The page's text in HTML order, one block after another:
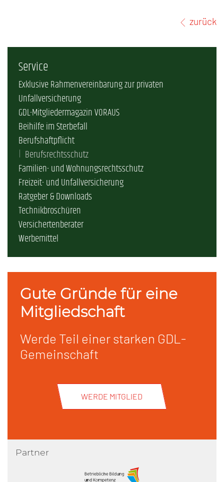
zurück
Service
Exklusive Rahmenvereinbarung zur privaten
Unfallversicherung
GDL-Mitgliedermagazin VORAUS
Beihilfe im Sterbefall
Berufshaftpflicht
Berufsrechtsschutz
Familien- und Wohnungsrechtsschutz
Freizeit- und Unfallversicherung
Ratgeber & Downloads
Technikbroschüren
Versichertenberater
Werbemittel
Gute Gründe für eine
Mitgliedschaft
Werde Teil einer starken GDL-
Gemeinschaft
WERDE MITGLIED
Partner